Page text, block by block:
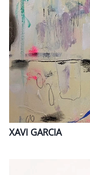
XAVI GARCIA